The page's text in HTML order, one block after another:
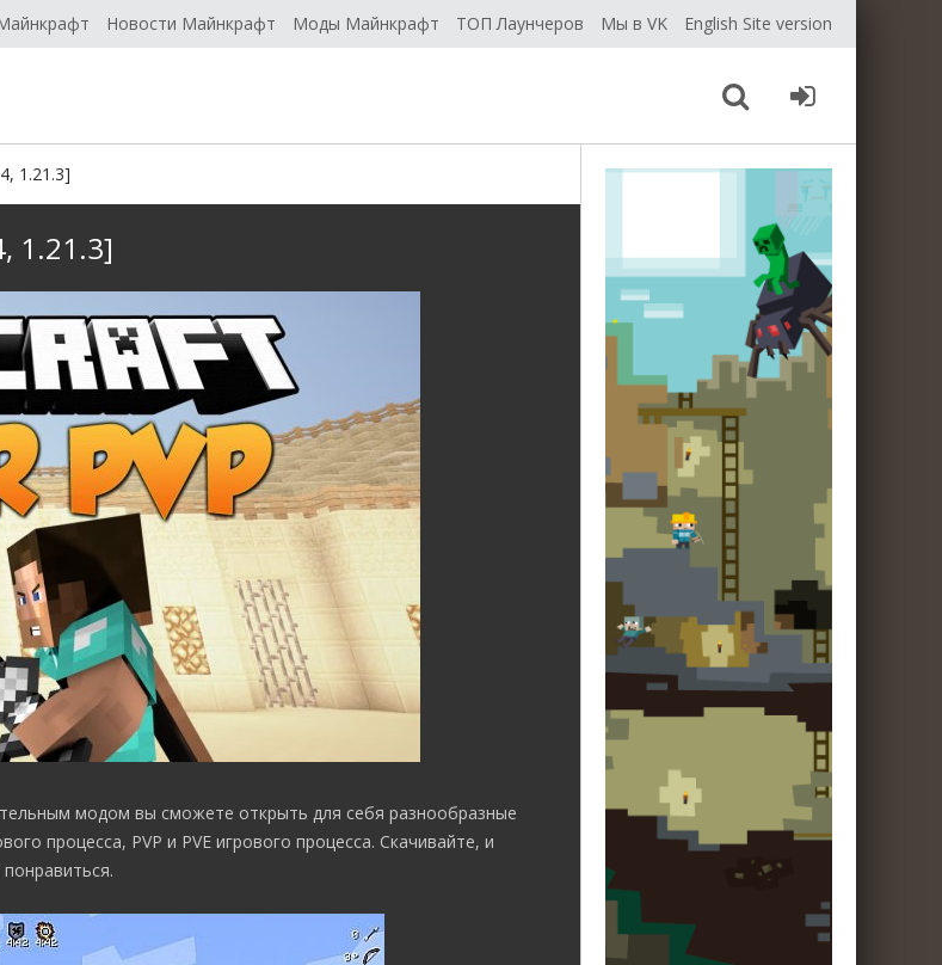
Новости Майнкрафт Моды Майнкрафт ТОП Лаунчеров Мы в VK English Site version
1.21.3]
1.21.3]
модом вы сможете открыть для себя разнообразные
процесса, PVP и PVE игрового процесса. Скачивайте, и